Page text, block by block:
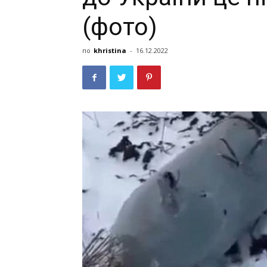
(фото)
по khristina - 16.12.2022